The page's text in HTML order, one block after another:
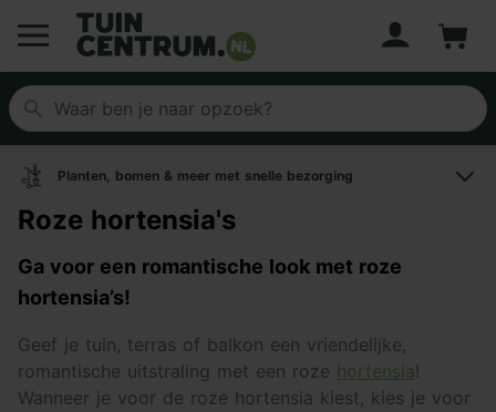
Logo Tuincentrum.nl
Planten, bomen & meer met snelle bezorging
Roze hortensia's
Ga voor een romantische look met roze
hortensia’s!
Geef je tuin, terras of balkon een vriendelijke,
romantische uitstraling met een roze hortensia!
Wanneer je voor de roze hortensia kiest, kies je voor